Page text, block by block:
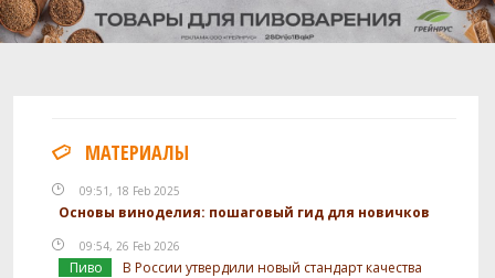
Посмотреть рецепт полностью
МАТЕРИАЛЫ
09:51, 18 Feb 2025
Основы виноделия: пошаговый гид для новичков
09:54, 26 Feb 2026
Пиво
В России утвердили новый стандарт качества